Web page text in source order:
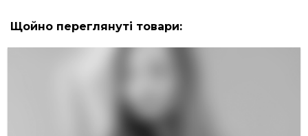
Щойно переглянуті товари: